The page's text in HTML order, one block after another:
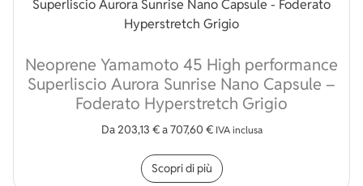
Neoprene Yamamoto 45 High performance
Superliscio Aurora Sunrise Nano Capsule –
Foderato Hyperstretch Grigio
Da203,13 €a707,60 € IVA inclusa
Scopri di più